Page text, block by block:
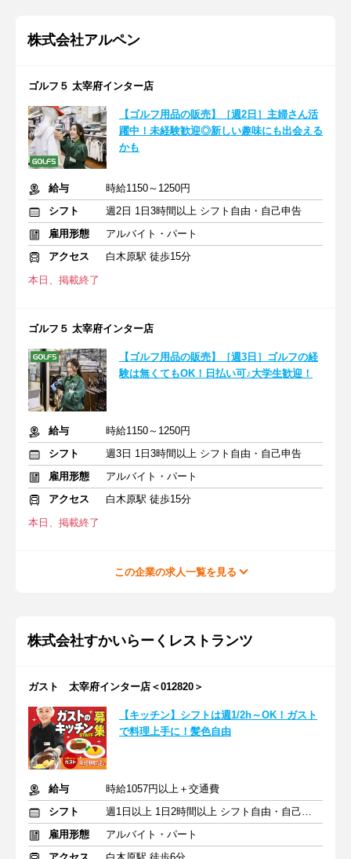
株式会社アルペン
ゴルフ５ 太宰府インター店
【ゴルフ用品の販売】［週2日］主婦さん活
躍中！未経験歓迎◎新しい趣味にも出会える
かも
給与
時給1150～1250円
シフト
週2日 1日3時間以上 シフト自由・自己申告
雇用形態
アルバイト・パート
アクセス
白木原駅 徒歩15分
本日、掲載終了
ゴルフ５ 太宰府インター店
【ゴルフ用品の販売】［週3日］ゴルフの経
験は無くてもOK！日払い可♪大学生歓迎！
給与
時給1150～1250円
シフト
週3日 1日3時間以上 シフト自由・自己申告
雇用形態
アルバイト・パート
アクセス
白木原駅 徒歩15分
本日、掲載終了
この企業の求人一覧を見る
株式会社すかいらーくレストランツ
ガスト 太宰府インター店＜012820＞
【キッチン】シフトは週1/2h～OK！ガスト
で料理上手に！髪色自由
給与
時給1057円以上＋交通費
シフト
週1日以上 1日2時間以上 シフト自由・自己申告
雇用形態
アルバイト・パート